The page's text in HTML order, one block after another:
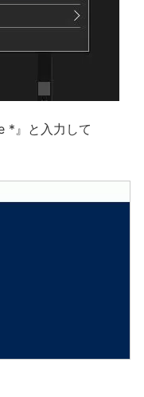
*』と入力して